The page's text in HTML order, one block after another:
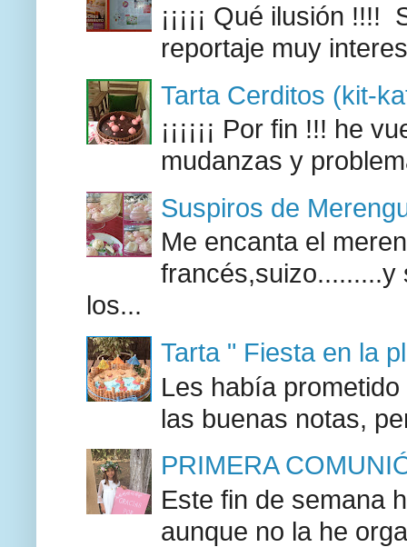
¡¡¡¡¡ Qué ilusión
reportaje muy
Tarta Cerditos (kit-
¡¡¡¡¡¡ Por fin !!! he
mudanzas y
Suspiros de
Me encanta el
francés,suizo.........y
los...
Tarta " Fiesta en la
Les había
las buenas notas,
PRIMERA
Este fin de semana
aunque no la he